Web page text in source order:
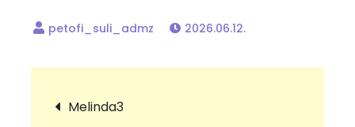
2026.06.12.
Bejegyzés
Melinda3